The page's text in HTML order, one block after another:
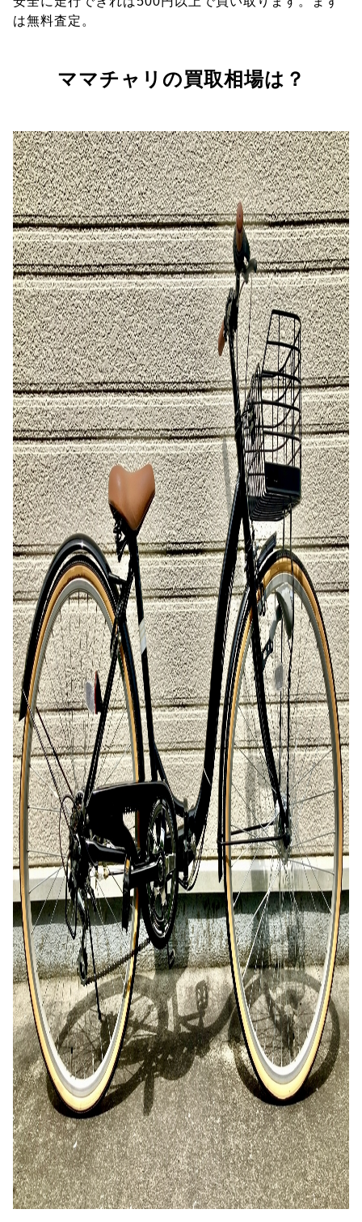
は無料査定。
ママチャリの買取相場は？